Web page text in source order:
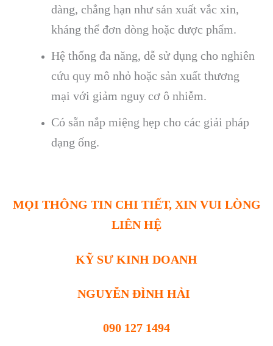
dàng, chẳng hạn như sản xuất vắc xin,
kháng thể đơn dòng hoặc dược phẩm.
Hệ thống đa năng, dễ sử dụng cho nghiên
cứu quy mô nhỏ hoặc sản xuất thương
mại với giảm nguy cơ ô nhiễm.
Có sẵn nắp miệng hẹp cho các giải pháp
dạng ống.
MỌI THÔNG TIN CHI TIẾT, XIN VUI LÒNG
LIÊN HỆ
KỸ SƯ KINH DOANH
NGUYỄN ĐÌNH HẢI
090 127 1494